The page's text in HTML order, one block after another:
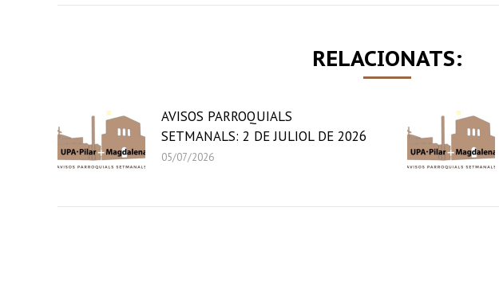
RELACIONATS:
AVISOS PARROQUIALS
SETMANALS: 2 DE JULIOL DE 2026
05/07/2026